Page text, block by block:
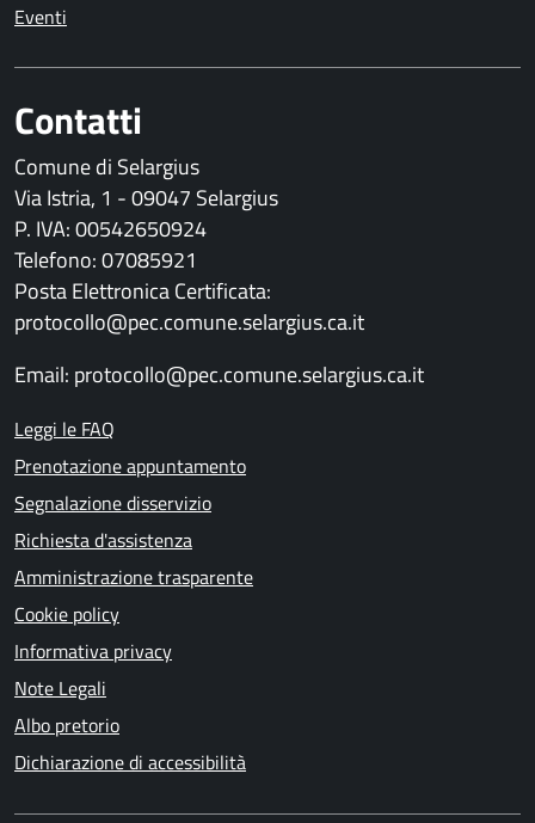
Eventi
Contatti
Comune di Selargius
Via Istria, 1 - 09047 Selargius
P. IVA: 00542650924
Telefono: 07085921
Posta Elettronica Certificata:
protocollo@pec.comune.selargius.ca.it
Email: protocollo@pec.comune.selargius.ca.it
Leggi le FAQ
Prenotazione appuntamento
Segnalazione disservizio
Richiesta d'assistenza
Amministrazione trasparente
Cookie policy
Informativa privacy
Note Legali
Albo pretorio
Dichiarazione di accessibilità